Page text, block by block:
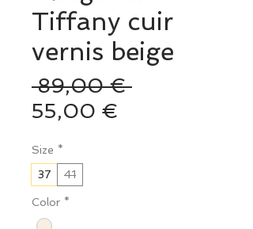
Tiffany cuir
vernis beige
89,00 € Prix
55,00 €
Size *
37
41
Color *